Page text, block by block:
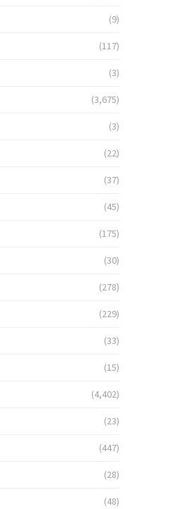
(9)
(117)
(3)
(3,675)
(3)
(22)
(37)
(45)
(175)
(30)
(278)
(229)
(33)
(15)
(4,402)
(23)
(447)
(28)
(48)